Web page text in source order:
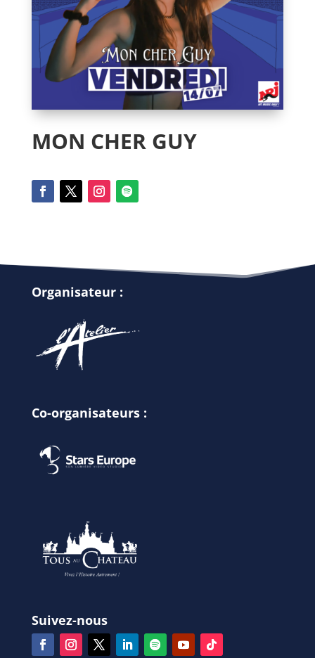
MON CHER GUY
Organisateur :
Co-organisateurs :
Suivez-nous